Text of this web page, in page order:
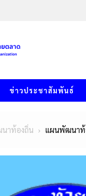
ข่าวประชาสัมพันธ์
าท้องถิ่น แผนพัฒนาท้